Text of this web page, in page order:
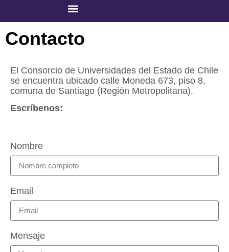
Contacto
El Consorcio de Universidades del Estado de Chile
se encuentra ubicado calle Moneda 673, piso 8,
comuna de Santiago (Región Metropolitana).
Escríbenos:
Nombre
Email
Mensaje